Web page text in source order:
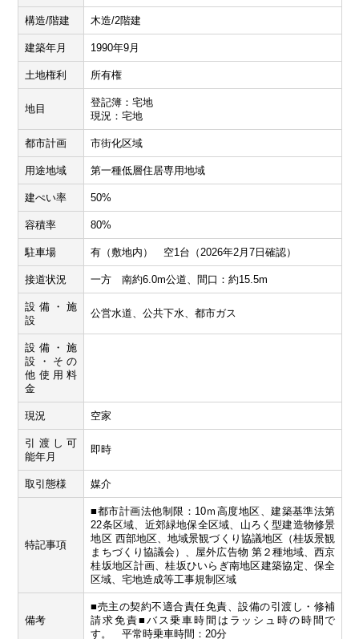
構造/階建 木造/2階建
建築年月 1990年9月
土地権利 所有権
地目
登記簿：宅地
現況：宅地
都市計画 市街化区域
用途地域 第一種低層住居専用地域
建ぺい率 50%
容積率 80%
駐車場 有（敷地内） 空1台（2026年2月7日確認）
接道状況 一方 南約6.0m公道、間口：約15.5m
設備・施
設
公営水道、公共下水、都市ガス
設備・施
設・その
他使用料
金
現況 空家
引渡し可
能年月
即時
取引態様 媒介
特記事項
■都市計画法他制限：10ｍ高度地区、建築基準法第
22条区域、近郊緑地保全区域、山ろく型建造物修景
地区 西部地区、地域景観づくり協議地区（桂坂景観
まちづくり協議会）、屋外広告物 第２種地域、西京
桂坂地区計画、桂坂ひいらぎ南地区建築協定、保全
区域、宅地造成等工事規制区域
備考
■売主の契約不適合責任免責、設備の引渡し・修補
請求免責■バス乗車時間はラッシュ時の時間で
す。 平常時乗車時間：20分